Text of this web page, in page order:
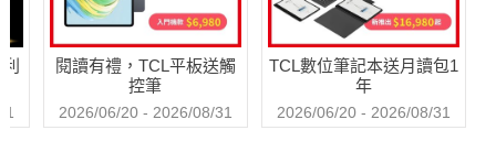
一場大火燒掉了愛迪生幾十年的心血結晶，愛迪生卻笑著招呼妻
抗壓性、拖延症、意志力、社交力……
閱讀有禮，TCL平板送觸
控筆
2026/06/20 - 2026/08/31
TCL數位筆記本送月讀包1
年
2026/06/20 - 2026/08/31